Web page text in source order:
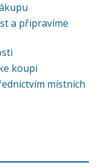
a připravíme
koupi
místních